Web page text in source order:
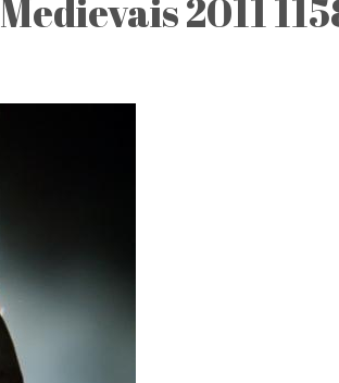
Medievais 2011